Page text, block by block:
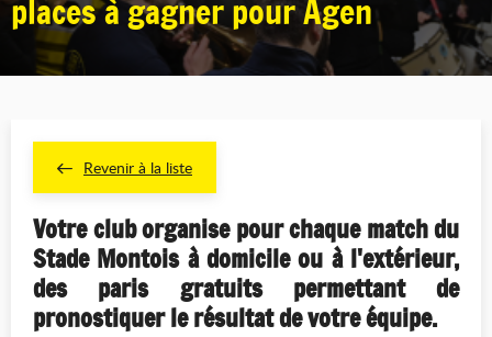
places à gagner pour Agen
Revenir à la liste
Votre club organise pour chaque match du
Stade Montois à domicile ou à l'extérieur,
des paris gratuits permettant de
pronostiquer le résultat de votre équipe.